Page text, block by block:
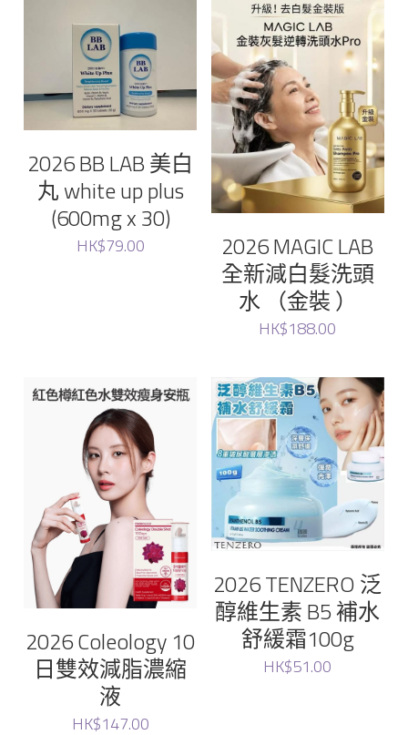
Sungboon
Raimethx
Foodology
Ronas
WHOO后
magic lab
Vella
Yuzumi
Fatera
Lacto-Fit
bravity
lefilleo
2026 BB LAB 美白
丸 white up plus
(600mg x 30)
HK$79.00
2026 MAGIC LAB
全新減白髮洗頭
水 （金裝 ）
HK$188.00
2026 Coleology 10
日雙效減脂濃縮
液
HK$147.00
2026 TENZERO 泛
醇維生素 B5 補水
舒緩霜100g
HK$51.00